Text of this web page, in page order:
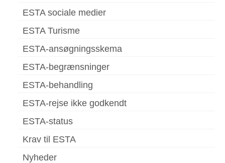
ESTA sociale medier
ESTA Turisme
ESTA-ansøgningsskema
ESTA-begrænsninger
ESTA-behandling
ESTA-rejse ikke godkendt
ESTA-status
Krav til ESTA
Nyheder